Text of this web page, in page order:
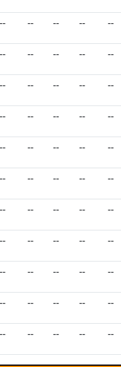
-- -- -- -- --
-- -- -- -- --
-- -- -- -- --
-- -- -- -- --
-- -- -- -- --
-- -- -- -- --
-- -- -- -- --
-- -- -- -- --
-- -- -- -- --
-- -- -- -- --
-- -- -- -- --